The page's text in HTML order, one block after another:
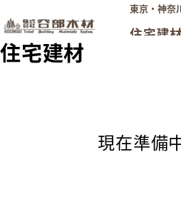
東京・神奈
住宅建
住宅建材
現在準備